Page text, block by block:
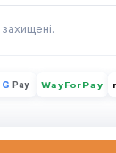
G Pay WayForPay